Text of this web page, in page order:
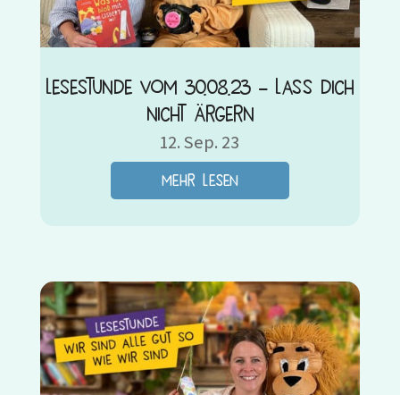
Lesestunde vom 30.08.23 – Lass dich
nicht ärgern
12. Sep. 23
mehr lesen